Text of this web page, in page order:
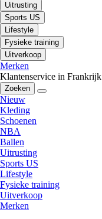
Uitrusting
Sports US
Lifestyle
Fysieke training
Uitverkoop
Merken
Klantenservice in Frankrijk
Zoeken
Nieuw
Kleding
Schoenen
NBA
Ballen
Uitrusting
Sports US
Lifestyle
Fysieke training
Uitverkoop
Merken